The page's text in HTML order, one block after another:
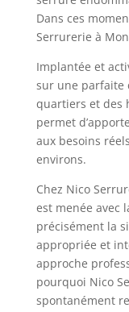
Dans ces
Serrurerie à
Implantée et
sur une parfaite
quartiers et des
permet
aux besoins
environs.
Chez Nico
est menée avec
précisément la
appropriée et
approche
pourquoi Nico
spontanément